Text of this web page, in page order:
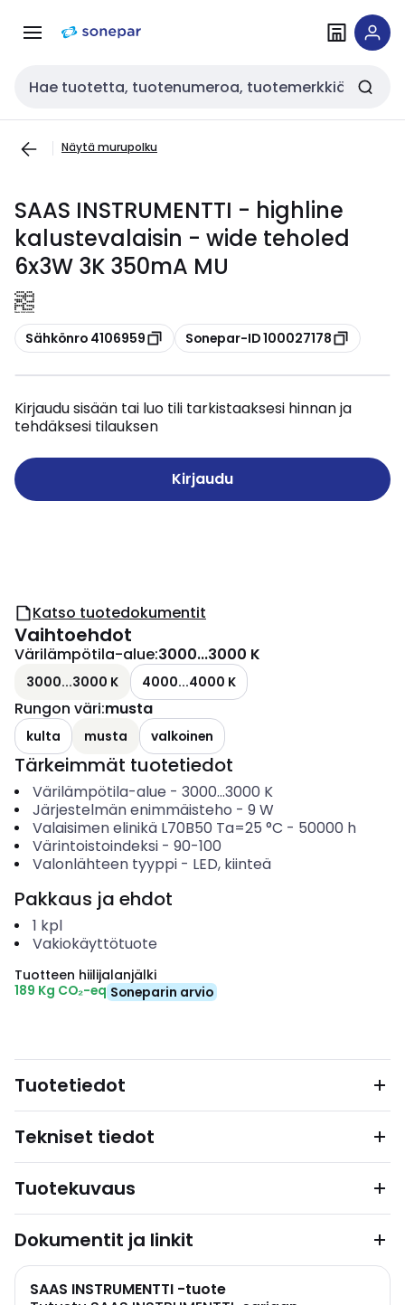
navigointiinsisältöön
Haku
Näytä murupolku
SAAS INSTRUMENTTI - highline
kalustevalaisin - wide teholed
6x3W 3K 350mA MU
Kopioi
Sähkönro 4106959 Kopioi
Sonepar-ID 100027178
Kirjaudu sisään tai luo tili tarkistaaksesi hinnan ja
tehdäksesi tilauksen
Kirjaudu
Katso tuotedokumentit
Vaihtoehdot
Värilämpötila-alue:3000...3000 K
3000...3000 K 4000...4000 K
Rungon väri:musta
kulta musta valkoinen
Tärkeimmät tuotetiedot
Värilämpötila-alue - 3000...3000 K
Järjestelmän enimmäisteho - 9 W
Valaisimen elinikä L70B50 Ta=25 °C - 50000 h
Värintoistoindeksi- 90-100
Valonlähteen tyyppi- LED, kiinteä
Pakkaus ja ehdot
1 kpl
Vakiokäyttötuote
Tuotteen hiilijalanjälki
189 Kg CO₂-eq Soneparin arvio
Tuotetiedot
Tekniset tiedot
Tuotekuvaus
Dokumentit ja linkit
SAAS INSTRUMENTTI -tuote